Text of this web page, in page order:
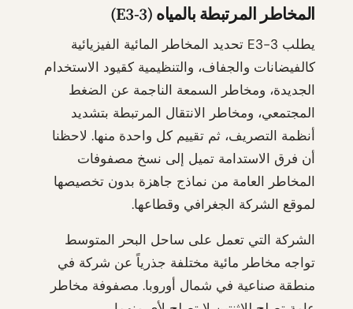
المخاطر المرتبطة بالمياه (E3-3)
يطلب E3-3 تحديد المخاطر المائية الفيزيائية
كالفيضانات والجفاف، والتنظيمية كقيود الاستخدام
الجديدة، ومخاطر السمعة الناجمة عن الضغط
المجتمعي، ومخاطر الانتقال المرتبطة بتشديد
أنظمة التصريف، ثم تقييم كل واحدة منها. لاحظنا
أن فرق الاستدامة تميل إلى نسخ مصفوفات
المخاطر العامة من نماذج جاهزة بدون تخصيصها
لموقع الشركة الجغرافي وقطاعها.
الشركة التي تعمل على ساحل البحر المتوسط
تواجه مخاطر مائية مختلفة جذرياً عن شركة في
منطقة صناعية في شمال أوروبا. مصفوفة مخاطر